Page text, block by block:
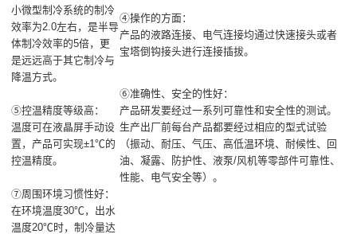
小微型制冷系统的制冷
效率为2.0左右，是半导
体制冷效率的5倍，更
是远远高于其它制冷与
降温方式。
④操作的方面：
产品的液路连接、电气连接均通过快速接头或者
宝塔倒钩接头进行连接插拔。
⑤控温精度等级高：
温度可在液晶屏手动设
置，产品可实现±1℃的
控温精度。
⑥准确性、安全的性好：
产品研发要经过一系列可靠性和安全性的测试。
生产出厂前每台产品都要经过相应的型式试验
（振动、耐压、气压、高低温环境、耐候性、回
油、凝露、防护性、液泵/风机等零部件可靠性、
性能、电气安全等）。
⑦周围环境习惯性好：
在环境温度30℃，出水
温度20℃时，制冷量达